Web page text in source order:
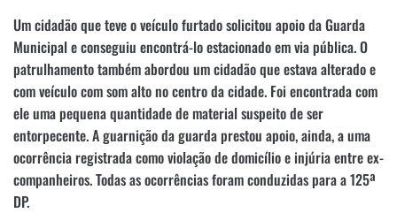
Um cidadão que teve o veículo furtado solicitou apoio da Guarda
Municipal e conseguiu encontrá-lo estacionado em via pública. O
patrulhamento também abordou um cidadão que estava alterado e
com veículo com som alto no centro da cidade. Foi encontrada com
ele uma pequena quantidade de material suspeito de ser
entorpecente. A guarnição da guarda prestou apoio, ainda, a uma
ocorrência registrada como violação de domicílio e injúria entre ex-
companheiros. Todas as ocorrências foram conduzidas para a 125ª
DP.